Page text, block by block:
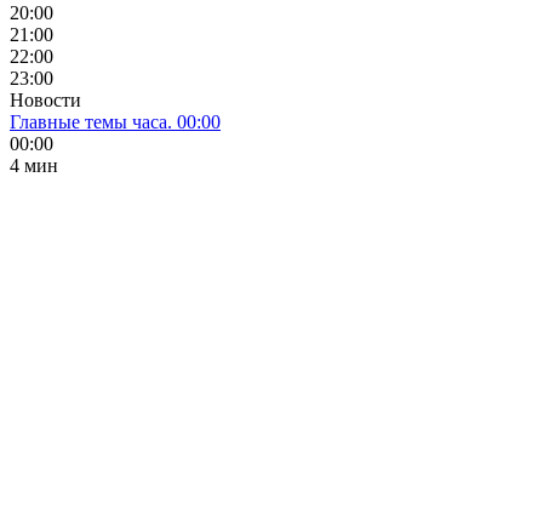
20:00
21:00
22:00
23:00
Новости
Главные темы часа. 00:00
00:00
4 мин